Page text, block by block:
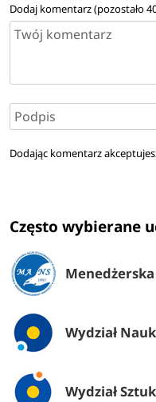
Dodaj komentarz (pozostało
Dodając komentarz
Często wybierane
Menedżerska
Wydział
Wydział